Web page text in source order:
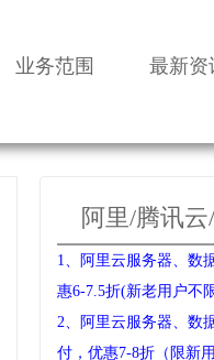
业务范围 最新资
阿里/腾讯
1、阿里云服务器、数
惠6-7.5折(新老用户不
2、阿里云服务器、数
付，优惠7-8折（限新